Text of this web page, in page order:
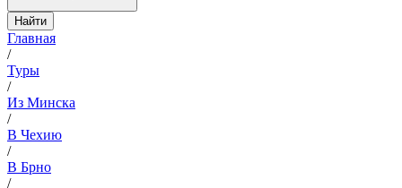
Найти
Главная
/
Туры
/
Из Минска
/
В Чехию
/
В Брно
/